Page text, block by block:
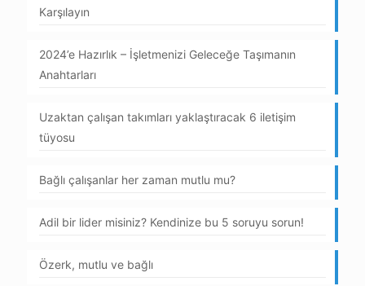
Karşılayın
2024’e Hazırlık – İşletmenizi Geleceğe Taşımanın
Anahtarları
Uzaktan çalışan takımları yaklaştıracak 6 iletişim
tüyosu
Bağlı çalışanlar her zaman mutlu mu?
Adil bir lider misiniz? Kendinize bu 5 soruyu sorun!
Özerk, mutlu ve bağlı